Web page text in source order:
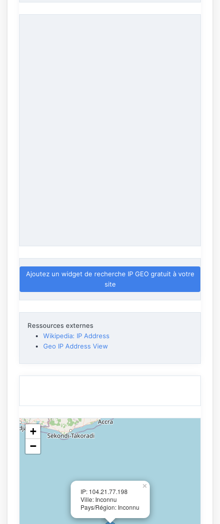
Ajoutez un widget de recherche IP GEO gratuit à votre
site
Ressources externes
Wikipedia: IP Address
Geo IP Address View
IP: 104.21.77.198
Ville: Inconnu
Pays/Région: Inconnu
×
+
−